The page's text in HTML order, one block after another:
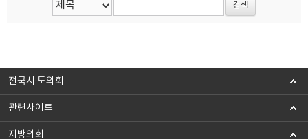
전국시·도의회
관련사이트
지방의회